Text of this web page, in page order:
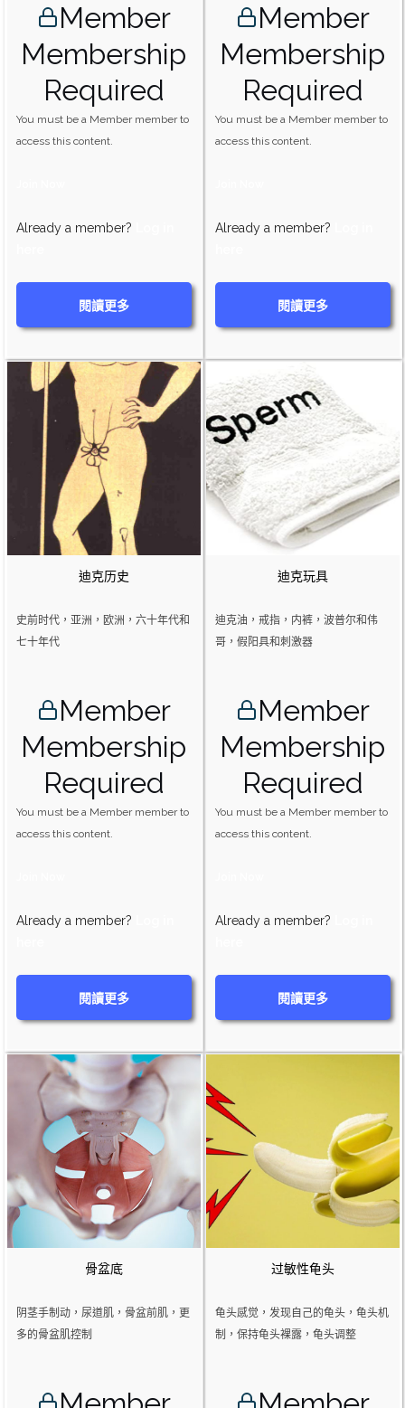
Member
Membership
Required
You must be a Member member to
access this content.
Already a member?
閱讀更多
Member
Membership
Required
You must be a Member member to
access this content.
Already a member?
閱讀更多
迪克历史
史前时代，亚洲，欧洲，六十年代和
七十年代
Member
Membership
Required
You must be a Member member to
access this content.
Already a member?
閱讀更多
迪克玩具
迪克油，戒指，内裤，波普尔和伟
哥，假阳具和刺激器
Member
Membership
Required
You must be a Member member to
access this content.
Already a member?
閱讀更多
骨盆底
阴茎手制动，尿道肌，骨盆前肌，更
多的骨盆肌控制
过敏性龟头
龟头感觉，发现自己的龟头，龟头机
制，保持龟头裸露，龟头调整